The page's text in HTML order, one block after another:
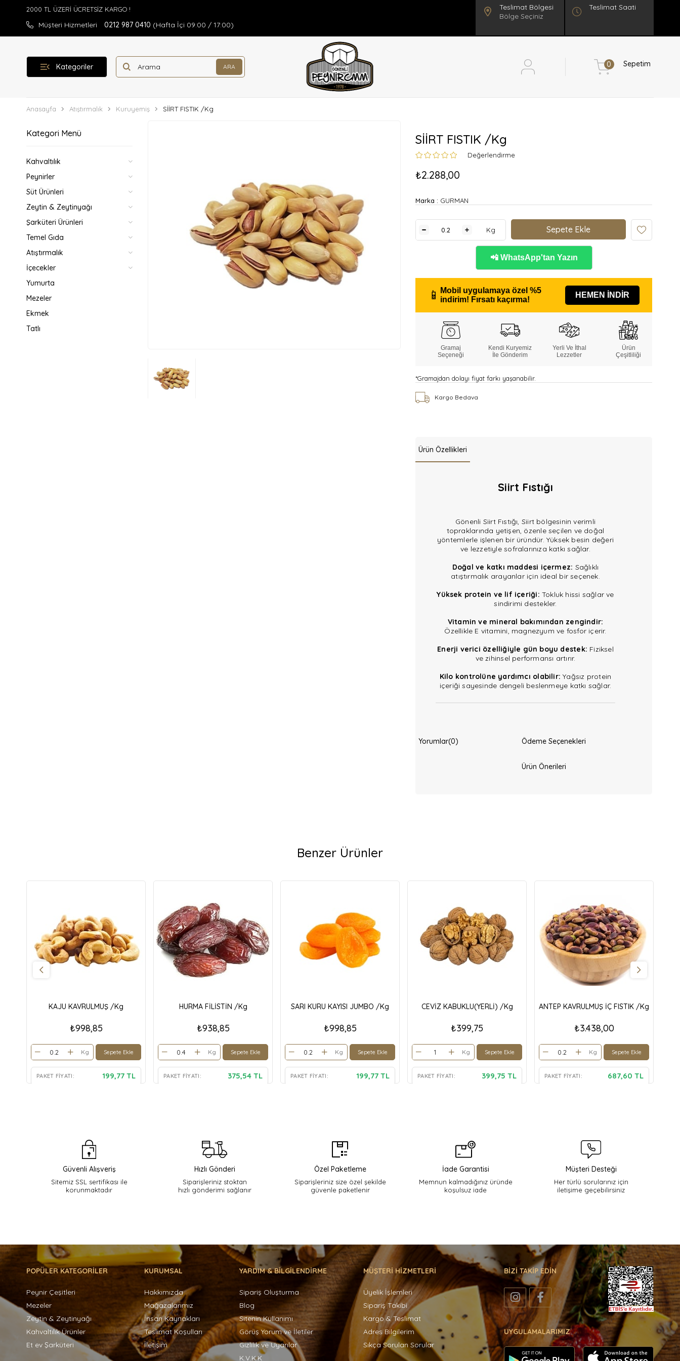
Müşteri Hizmetleri 0212 987 0410 (Hafta İçi 09:00 / 17:00)
Bölge Seçiniz
Teslimat Saati
Kategoriler Sepetim
0
Anasayfa Atıştırmalık Kuruyemiş SİİRT FISTIK /Kg
Kategori Menü
Kahvaltılık
Peynirler
Süt Ürünleri
Zeytin & Zeytinyağı
Şarküteri Ürünleri
Temel Gıda
Atıştırmalık
İçecekler
Yumurta
Mezeler
Ekmek
Tatlı
SİİRT FISTIK /Kg
Değerlendirme
₺2.288,00
Marka : GURMAN
Kg
📲 WhatsApp'tan Yazın
📱 Mobil uygulamaya özel %5
indirim! Fırsatı kaçırma!
HEMEN İNDİR
Gramaj
Seçeneği
Kendi Kuryemiz
İle Gönderim
Yerli Ve İthal
Lezzetler
Ürün
Çeşitliliği
*Gramajdan dolayı fiyat farkı yaşanabilir.
Kargo Bedava
Ürün Özellikleri
Siirt Fıstığı
Gönenli Siirt Fıstığı, Siirt bölgesinin verimli
topraklarında yetişen, özenle seçilen ve doğal
yöntemlerle işlenen bir üründür. Yüksek besin değeri
ve lezzetiyle sofralarınıza katkı sağlar.
Doğal ve katkı maddesi içermez: Sağlıklı
atıştırmalık arayanlar için ideal bir seçenek.
Yüksek protein ve lif içeriği: Tokluk hissi sağlar ve
sindirimi destekler.
Vitamin ve mineral bakımından zengindir:
Özellikle E vitamini, magnezyum ve fosfor içerir.
Enerji verici özelliğiyle gün boyu destek: Fiziksel
ve zihinsel performansı artırır.
Kilo kontrolüne yardımcı olabilir:Yağsız protein
içeriği sayesinde dengeli beslenmeye katkı sağlar.
Yorumlar(0) Ödeme Seçenekleri
Ürün Önerileri
Benzer Ürünler
KAJU KAVRULMUŞ /Kg
₺998,85
Kg Sepete Ekle
PAKET FIYATI: 199,77 TL
HURMA FİLİSTİN /Kg
₺938,85
Kg Sepete Ekle
PAKET FIYATI: 375,54 TL
SARI KURU KAYISI JUMBO /Kg
₺998,85
Kg Sepete Ekle
PAKET FIYATI: 199,77 TL
CEVİZ KABUKLU(YERLİ) /Kg
₺399,75
Kg Sepete Ekle
PAKET FIYATI: 399,75 TL
ANTEP KAVRULMUŞ İÇ FISTIK /Kg
₺3.438,00
Kg Sepete Ekle
PAKET FIYATI: 687,60 TL
Güvenli Alışveriş
Sitemiz SSL sertifikası ile
korunmaktadır
Hızlı Gönderi
Siparişleriniz stoktan
hızlı gönderimi sağlanır
Özel Paketleme
Siparişleriniz size özel şekilde
güvenle paketlenir
İade Garantisi
Memnun kalmadığınız üründe
koşulsuz iade
Müşteri Desteği
Her türlü sorularınız için
iletişime geçebilirsiniz
POPÜLER KATEGORİLER
Peynir Çeşitleri
Mezeler
Zeytin & Zeytinyağı
Kahvaltılık Ürünler
Et ev Şarküteri
KURUMSAL
Hakkımızda
Mağazalarımız
İnsan Kaynakları
Teslimat Koşulları
İletişim
YARDIM & BİLGİLENDİRME
Sipariş Oluşturma
Blog
Sitenin Kullanımı
Görüş Yorum ve İletiler
Gizlilik ve Uyarılar
K.V.K.K
MÜŞTERİ HİZMETLERİ
Üyelik İşlemleri
Sipariş Takibi
Kargo & Teslimat
Adres Bilgilerim
Sıkça Sorulan Sorular
BİZİ TAKİP EDİN
UYGULAMALARIMIZ